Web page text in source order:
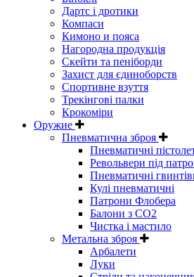
Дартс і дротики
Компаси
Кимоно и пояса
Нагородна продукція
Скейти та пеніборди
Захист для єдиноборств
Спортивне взуття
Трекінгові палки
Крокоміри
Оружие
Пневматична зброя
Пневматичні
Револьвери під
Пневматичні
Кулі пневматичні
Патрони Флобера
Балони з CO2
Чистка і мастило
Метальна зброя
Арбалети
Луки